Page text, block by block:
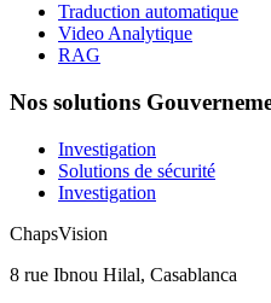
Traduction automatique
Video Analytique
RAG
Nos solutions
Investigation
Solutions de sécurité
Investigation
ChapsVision
8 rue Ibnou Hilal, Casablanca